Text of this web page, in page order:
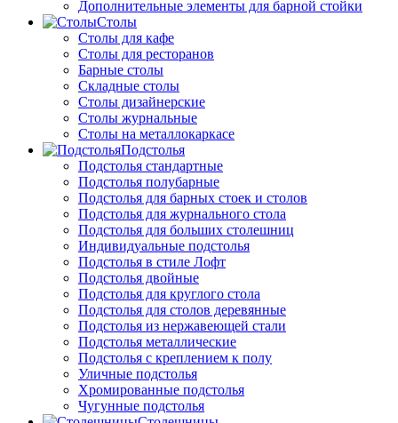
Дополнительные элементы для барной стойки
Столы
Столы для кафе
Столы для ресторанов
Барные столы
Складные столы
Столы дизайнерские
Столы журнальные
Столы на металлокаркасе
Подстолья
Подстолья стандартные
Подстолья полубарные
Подстолья для барных стоек и столов
Подстолья для журнального стола
Подстолья для больших столешниц
Индивидуальные подстолья
Подстолья в стиле Лофт
Подстолья двойные
Подстолья для круглого стола
Подстолья для столов деревянные
Подстолья из нержавеющей стали
Подстолья металлические
Подстолья с креплением к полу
Уличные подстолья
Хромированные подстолья
Чугунные подстолья